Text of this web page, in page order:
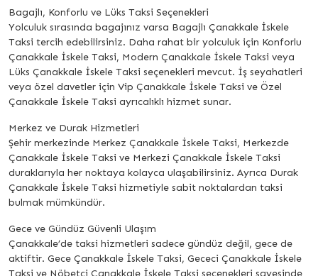
Bagajlı, Konforlu ve Lüks Taksi Seçenekleri
Yolculuk sırasında bagajınız varsa Bagajlı Çanakkale İskele
Taksi tercih edebilirsiniz. Daha rahat bir yolculuk için Konforlu
Çanakkale İskele Taksi, Modern Çanakkale İskele Taksi veya
Lüks Çanakkale İskele Taksi seçenekleri mevcut. İş seyahatleri
veya özel davetler için Vip Çanakkale İskele Taksi ve Özel
Çanakkale İskele Taksi ayrıcalıklı hizmet sunar.
Merkez ve Durak Hizmetleri
Şehir merkezinde Merkez Çanakkale İskele Taksi, Merkezde
Çanakkale İskele Taksi ve Merkezi Çanakkale İskele Taksi
duraklarıyla her noktaya kolayca ulaşabilirsiniz. Ayrıca Durak
Çanakkale İskele Taksi hizmetiyle sabit noktalardan taksi
bulmak mümkündür.
Gece ve Gündüz Güvenli Ulaşım
Çanakkale’de taksi hizmetleri sadece gündüz değil, gece de
aktiftir. Gece Çanakkale İskele Taksi, Gececi Çanakkale İskele
Taksi ve Nöbetçi Çanakkale İskele Taksi seçenekleri sayesinde